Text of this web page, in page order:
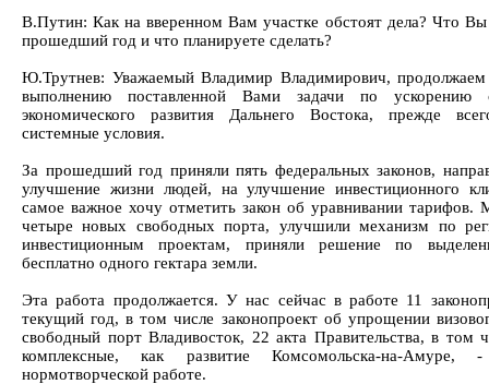
В.Путин: Как на вверенном Вам участке обстоят дела? Что Вы
прошедший год и что планируете сделать?
Ю.Трутнев: Уважаемый Владимир Владимирович,
выполнению поставленной Вами задачи по ускорению
экономического развития Дальнего Востока, прежде
системные условия.
За прошедший год приняли пять федеральных законов,
улучшение жизни людей, на улучшение инвестиционного
самое важное хочу отметить закон об уравнивании тарифов.
четыре новых свободных порта, улучшили механизм по
инвестиционным проектам, приняли решение по
бесплатно одного гектара земли.
Эта работа продолжается. У нас сейчас в работе 11
текущий год, в том числе законопроект об упрощении
свободный порт Владивосток, 22 акта Правительства, в том
комплексные, как развитие Комсомольска-на-
нормотворческой работе.